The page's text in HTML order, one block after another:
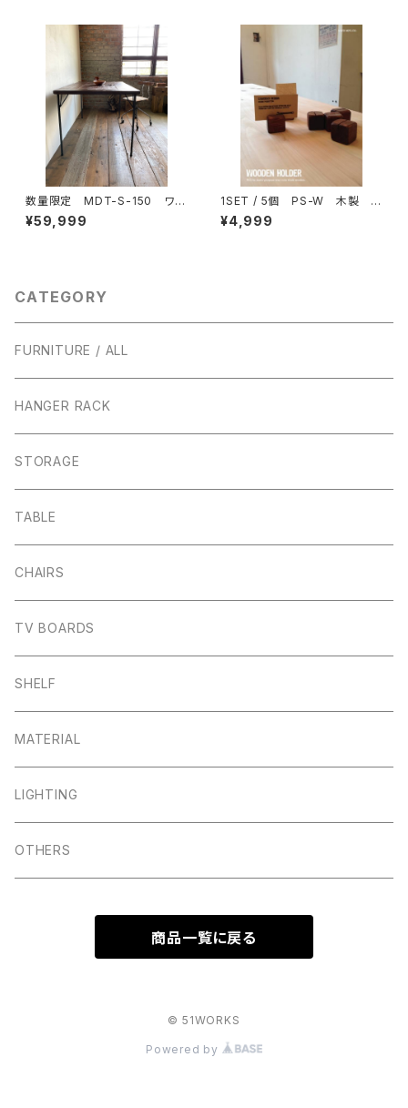
数量限定 MDT-S-150 ワー
クデスク 古材 カフェテーブ
ル テーブル ダイニングテー
¥59,999
1SET / 5個 PS-W 木製
プライススタンド カードスタン
ド メモ 名刺 値札 ガード
¥4,999
CATEGORY
FURNITURE / ALL
HANGER RACK
STORAGE
TABLE
CHAIRS
TV BOARDS
SHELF
MATERIAL
LIGHTING
OTHERS
商品一覧に戻る
© 51WORKS
Powered by